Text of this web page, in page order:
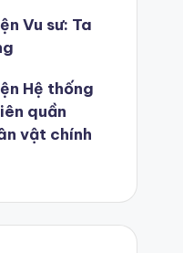
Vu sư: Ta
Hệ thống
quần
vật chính